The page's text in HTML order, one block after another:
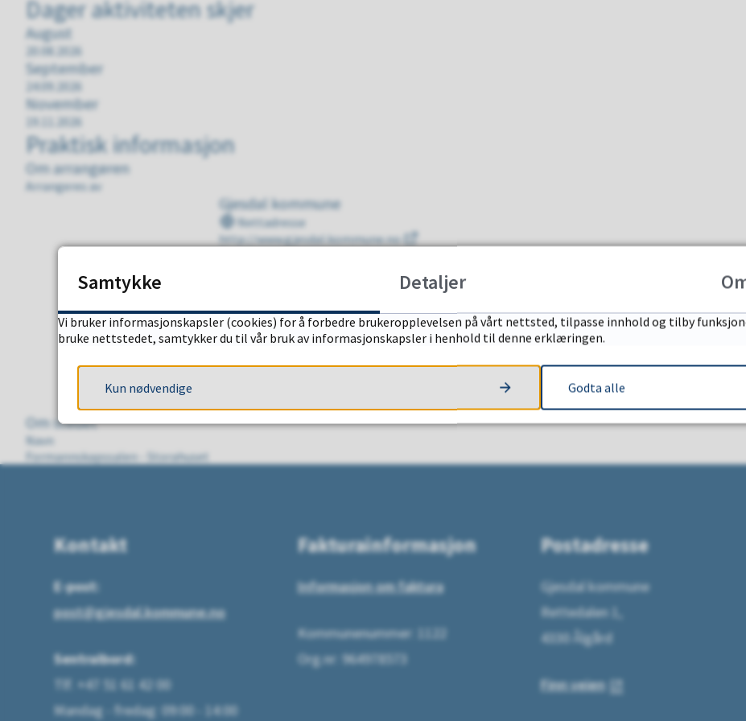
Dager aktiviteten skjer
August
20.08.2026
September
24.09.2026
November
19.11.2026
Praktisk informasjon
Om arrangøren
Arrangeres av
Gjesdal kommune
Nettadresse
http://www.gjesdal.kommune.no
Adresse
Rettedalen 1
Ålgård
Om stedet
Navn
Formannskapssalen - Storahuset
Kontakt
E-post:
post@gjesdal.kommune.no
Sentralbord:
Tlf. +47 51 61 42 00
Mandag - fredag: 09:00 - 14:00
Fakturainformasjon
Informasjon om faktura
Kommunenummer: 1122
Org.nr: 964978573
Postadresse
Gjesdal kommune
Rettedalen 1,
4330 Ålgård
Finn veien
Samtykke Detaljer
Vi bruker informasjonskapsler (cookies) for å forbedre brukeropplevelsen på vårt nettsted, tilpasse innhold og tilby
bruke nettstedet, samtykker du til vår bruk av informasjonskapsler i henhold til denne erklæringen.
Kun nødvendige Godta alle